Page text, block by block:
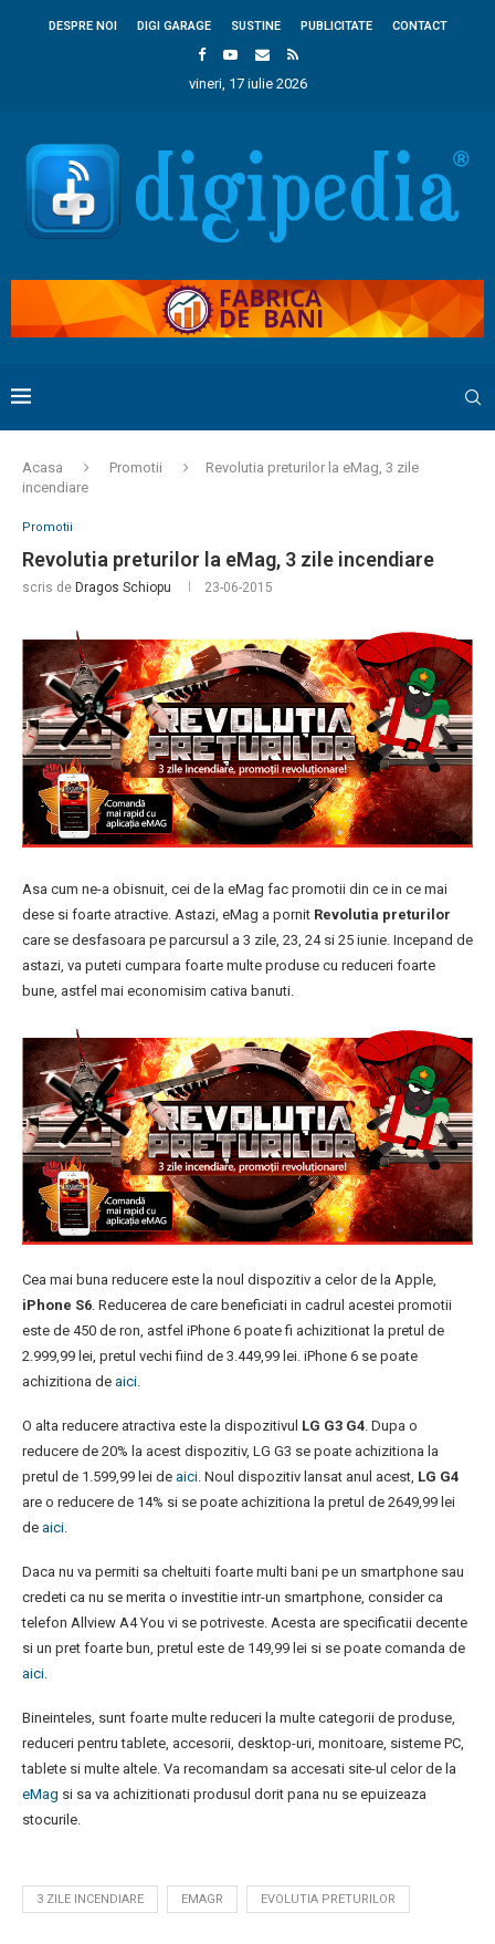
DESPRE NOI DIGI GARAGE SUSTINE PUBLICITATE CONTACT
vineri, 17 iulie 2026
Acasa Promotii
Revolutia preturilor la eMag, 3 zile
incendiare
Promotii
Revolutia preturilor la eMag, 3 zile incendiare
scris de Dragos Schiopu 23-06-2015
Asa cum ne-a obisnuit, cei de la eMag fac promotii din ce in ce mai
dese si foarte atractive. Astazi, eMag a pornit Revolutia preturilor
care se desfasoara pe parcursul a 3 zile, 23, 24 si 25 iunie. Incepand de
astazi, va puteti cumpara foarte multe produse cu reduceri foarte
bune, astfel mai economisim cativa banuti.
Cea mai buna reducere este la noul dispozitiv a celor de la Apple,
iPhone S6. Reducerea de care beneficiati in cadrul acestei promotii
este de 450 de ron, astfel iPhone 6 poate fi achizitionat la pretul de
2.999,99 lei, pretul vechi fiind de 3.449,99 lei. iPhone 6 se poate
achizitiona de aici.
O alta reducere atractiva este la dispozitivul LG G3 G4. Dupa o
reducere de 20% la acest dispozitiv, LG G3 se poate achizitiona la
pretul de 1.599,99 lei de aici. Noul dispozitiv lansat anul acest, LG G4
are o reducere de 14% si se poate achizitiona la pretul de 2649,99 lei
de aici.
Daca nu va permiti sa cheltuiti foarte multi bani pe un smartphone sau
credeti ca nu se merita o investitie intr-un smartphone, consider ca
telefon Allview A4 You vi se potriveste. Acesta are specificatii decente
si un pret foarte bun, pretul este de 149,99 lei si se poate comanda de
aici.
Bineinteles, sunt foarte multe reduceri la multe categorii de produse,
reduceri pentru tablete, accesorii, desktop-uri, monitoare, sisteme PC,
tablete si multe altele. Va recomandam sa accesati site-ul celor de la
eMag si sa va achizitionati produsul dorit pana nu se epuizeaza
stocurile.
3 ZILE INCENDIARE EMAGR EVOLUTIA PRETURILOR